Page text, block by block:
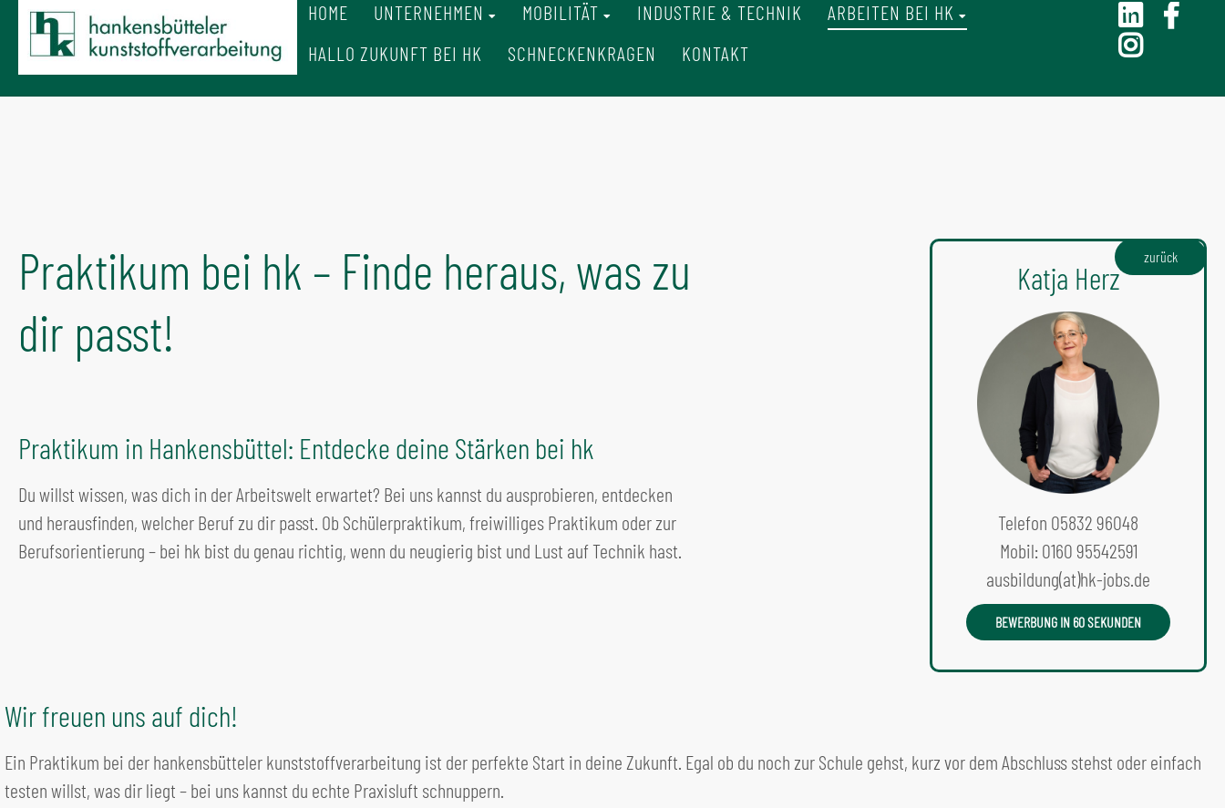
HOME UNTERNEHMEN MOBILITÄT INDUSTRIE & TECHNIK
ARBEITEN BEI HK
HALLO ZUKUNFT BEI HK
SCHNECKENKRAGEN KONTAKT
Navigation
überspringen
zurück
Praktikum bei hk – Finde heraus, was zu
dir passt!
Praktikum in Hankensbüttel: Entdecke deine Stärken bei hk
Du willst wissen, was dich in der Arbeitswelt erwartet? Bei uns kannst du ausprobieren, entdecken
und herausfinden, welcher Beruf zu dir passt. Ob Schülerpraktikum, freiwilliges Praktikum oder zur
Berufsorientierung – bei hk bist du genau richtig, wenn du neugierig bist und Lust auf Technik hast.
Katja Herz
Telefon 05832 96048
Mobil: 0160 95542591
ausbildung(at)hk-jobs.de
BEWERBUNG IN 60 SEKUNDEN
Wir freuen uns auf dich!
Ein Praktikum bei der hankensbütteler kunststoffverarbeitung ist der perfekte Start in deine Zukunft. Egal ob du noch zur Schule gehst, kurz vor dem Abschluss stehst oder einfach
testen willst, was dir liegt – bei uns kannst du echte Praxisluft schnuppern.